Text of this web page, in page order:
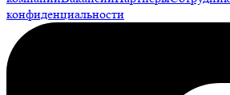
конфиденциальности